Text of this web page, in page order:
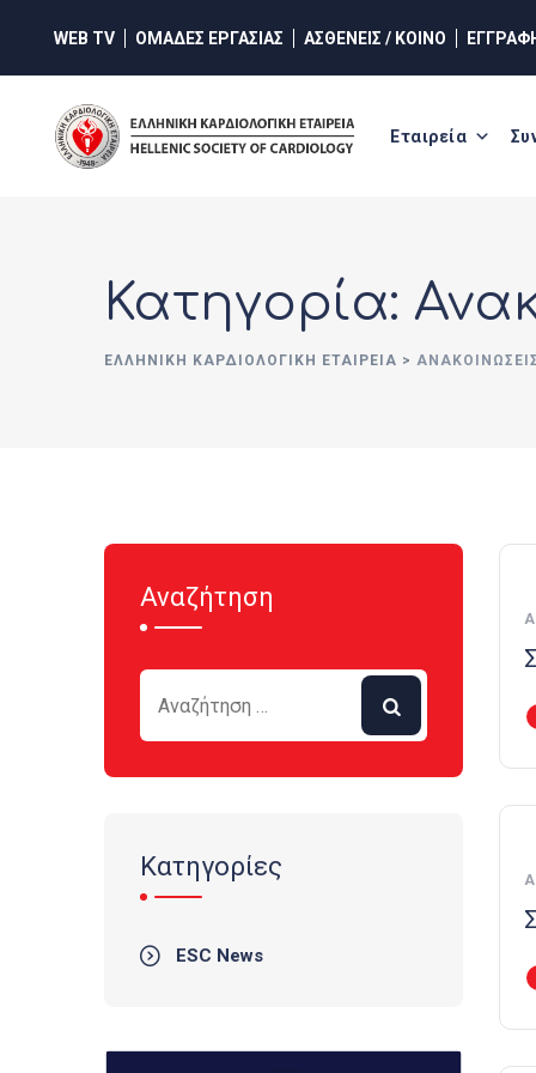
content
WEB TV ΟΜΑΔΕΣ ΕΡΓΑΣΙΑΣ ΑΣΘΕΝΕΙΣ / ΚΟΙΝΟ
Εταιρεία
Κατηγορία:
ΕΛΛΗΝΙΚΉ ΚΑΡΔΙΟΛΟΓΙΚΉ ΕΤΑΙΡΕΊΑ >
Αναζήτηση
Κατηγορίες
ESC News